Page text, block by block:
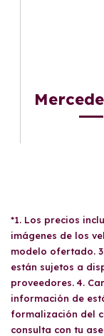
*1. Los precios
imágenes de los
modelo ofertado.
están sujetos a
proveedores. 4.
información de
formalización del
consulta con tu